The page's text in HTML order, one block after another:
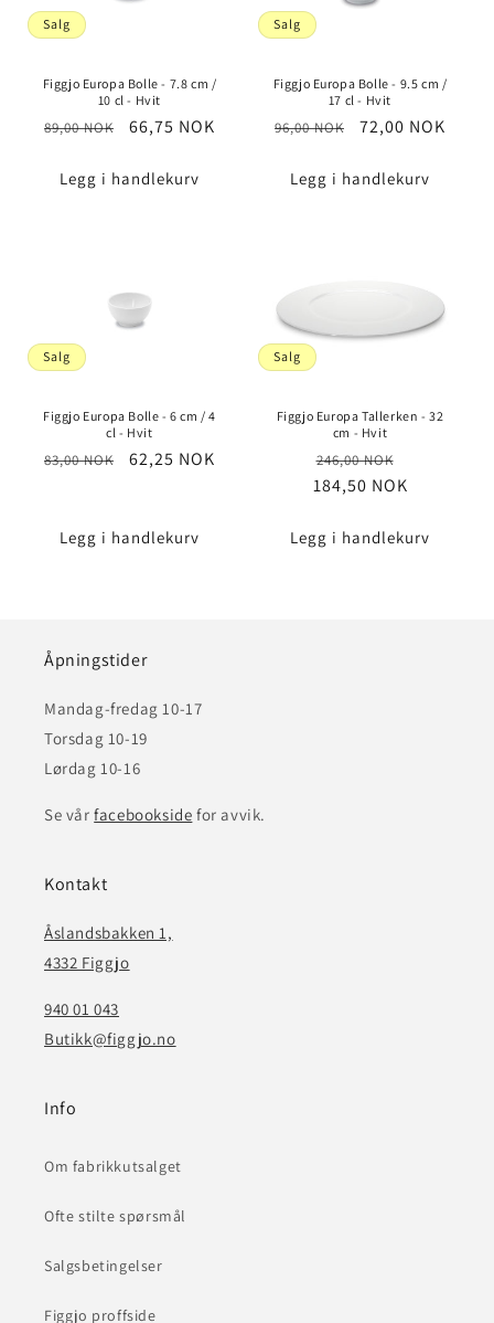
Salg
Figgjo Europa Bolle - 7.8 cm /
10 cl - Hvit
Vanlig
89,00 NOK Salgspris
66,75 NOK
Legg i handlekurv
Salg
Figgjo Europa Bolle - 9.5 cm /
17 cl - Hvit
Vanlig
96,00 NOK Salgspris
72,00 NOK
Legg i handlekurv
Salg
Figgjo Europa Bolle - 6 cm / 4
cl - Hvit
Vanlig
83,00 NOK Salgspris
62,25 NOK
Legg i handlekurv
Salg
Figgjo Europa Tallerken - 32
cm - Hvit
Vanlig
pris
246,00 NOK
184,50 NOK
Legg i handlekurv
Åpningstider
Mandag-fredag 10-17
Torsdag 10-19
Lørdag 10-16
Se vårfacebookside for avvik.
Kontakt
Åslandsbakken 1,
4332 Figgjo
940 01 043
Butikk@figgjo.no
Info
Om fabrikkutsalget
Ofte stilte spørsmål
Salgsbetingelser
Figgjo proffside